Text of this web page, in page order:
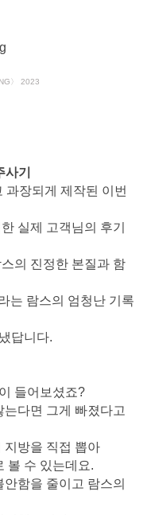
〉 2023
사기
과장되게 제작된 이번
실제 고객님의 후기
의 진정한 본질과 함
는 람스의 엄청난 기록
답니다.
들어보셨죠?
다면 그게 빠졌다고
지방을 직접 뽑아
볼 수 있는데요.
함을 줄이고 람스의